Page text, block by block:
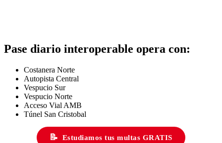
Pase diario interoperable opera con:
Costanera Norte
Autopista Central
Vespucio Sur
Vespucio Norte
Acceso Vial AMB
Túnel San Cristobal
📝 Estudiamos tus multas GRATIS